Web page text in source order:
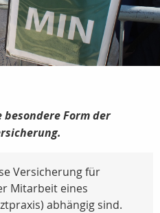
Form der
Versicherung für
Mitarbeit eines
abhängig sind.